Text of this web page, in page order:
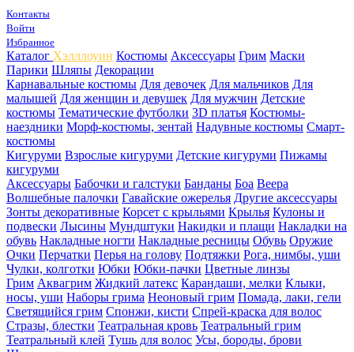
Контакты
Войти
Избранное
Каталог Хэлллоуин Костюмы Аксессуары Грим Маски
Парики Шляпы Декорации
Карнавальные костюмы Для девочек Для мальчиков Для
малышей Для женщин и девушек Для мужчин Детские
костюмы Тематические футболки 3D платья Костюмы-
наездники Морф-костюмы, зентай Надувные костюмы Смарт-
костюмы
Кигуруми Взрослые кигуруми Детские кигуруми Пижамы
кигуруми
Аксессуары Бабочки и галстуки Банданы Боа Веера
Волшебные палочки Гавайские ожерелья Другие аксессуары
Зонты декоративные Корсет с крыльями Крылья Кулоны и
подвески Лысины Мундштуки Накидки и плащи Накладки на
обувь Накладные ногти Накладные ресницы Обувь Оружие
Очки Перчатки Перья на голову Подтяжки Рога, нимбы, уши
Чулки, колготки Юбки Юбки-пачки Цветные линзы
Грим Аквагрим Жидкий латекс Карандаши, мелки Клыки,
носы, уши Наборы грима Неоновый грим Помада, лаки, гели
Светящийся грим Спонжи, кисти Спрей-краска для волос
Стразы, блестки Театральная кровь Театральный грим
Театральный клей Тушь для волос Усы, бороды, брови